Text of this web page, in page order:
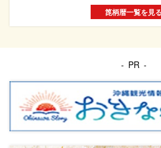
箆柄暦一覧を見る
PR